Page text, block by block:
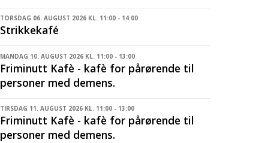
TORSDAG 06. AUGUST 2026 KL. 11:00 - 14:00
Strikkekafé
MANDAG 10. AUGUST 2026 KL. 11:00 - 13:00
Friminutt Kafè - kafè for pårørende til
personer med demens.
TIRSDAG 11. AUGUST 2026 KL. 11:00 - 13:00
Friminutt Kafè - kafè for pårørende til
personer med demens.